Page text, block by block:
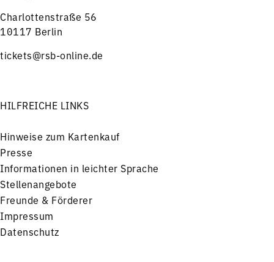
Charlottenstraße 56
10117 Berlin
tickets@rsb-online.de
HILFREICHE LINKS
Hinweise zum Kartenkauf
Presse
Informationen in leichter Sprache
Stellenangebote
Freunde & Förderer
Impressum
Datenschutz